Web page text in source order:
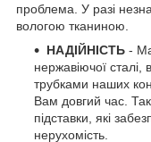
проблема. У разі
вологою тканиною.
НАДІЙНІСТЬ -
нержавіючої сталі,
трубками наших
Вам довгий час.
підставки, які
нерухомість.